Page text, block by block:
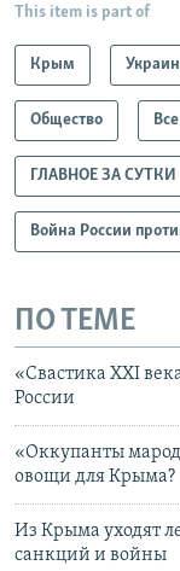
This item is part of
Крым
Общество
ГЛАВНОЕ ЗА СУТКИ
Война России
ПО ТЕМЕ
«Свастика XXI
России
«Оккупанты
овощи для Крыма?
Из Крыма уходят
санкций и войны